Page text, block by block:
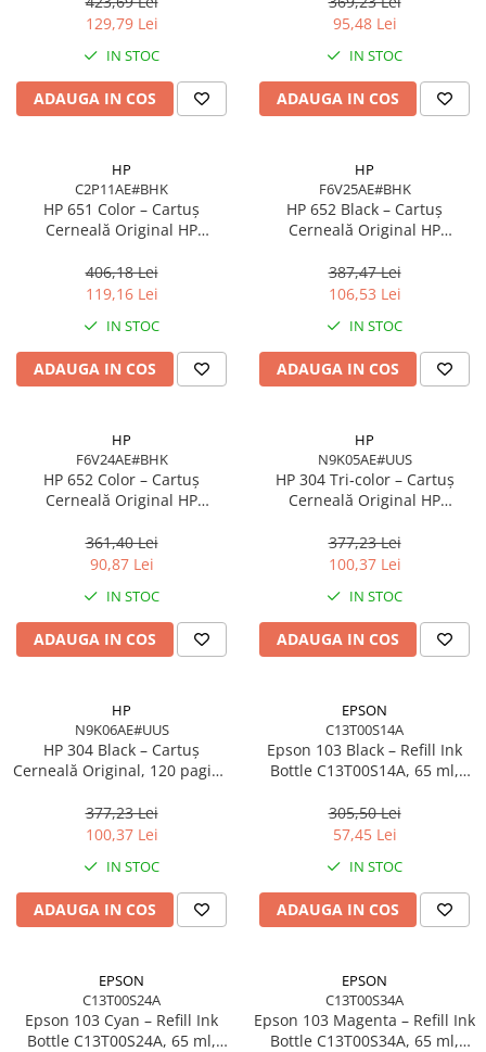
129,79 Lei
IN STOC
ADAUGA IN COS
95,48 Lei
IN STOC
ADAUGA IN COS
HP
C2P11AE#BHK
HP 651 Color – Cartuș
Cerneală Original HP
Cyan/Magenta/Yellow
406,18 Lei
119,16 Lei
IN STOC
ADAUGA IN COS
HP
F6V25AE#BHK
HP 652 Black – Cartuș
Cerneală Original HP
Advantage
387,47 Lei
106,53 Lei
IN STOC
ADAUGA IN COS
HP
F6V24AE#BHK
HP 652 Color – Cartuș
Cerneală Original HP
Cyan/Magenta/Yellow
361,40 Lei
90,87 Lei
IN STOC
ADAUGA IN COS
HP
N9K05AE#UUS
HP 304 Tri‑color – Cartuș
Cerneală Original HP
Cyan/Magenta/Yellow
377,23 Lei
100,37 Lei
IN STOC
ADAUGA IN COS
HP
N9K06AE#UUS
HP 304 Black – Cartuș
Cerneală Original, 120 pagini,
377,23 Lei
100,37 Lei
IN STOC
ADAUGA IN COS
EPSON
C13T00S14A
Epson 103 Black – Refill Ink
Bottle C13T00S14A, 65 ml,
305,50 Lei
57,45 Lei
IN STOC
ADAUGA IN COS
EPSON
C13T00S24A
Epson 103 Cyan – Refill Ink
Bottle C13T00S24A, 65 ml,
EPSON
C13T00S34A
Epson 103 Magenta – Refill Ink
Bottle C13T00S34A, 65 ml,